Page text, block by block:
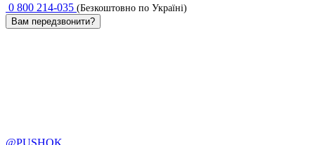
0 800 214-035 (Безкоштовно по Україні)
Вам передзвонити?
@PUSHOK